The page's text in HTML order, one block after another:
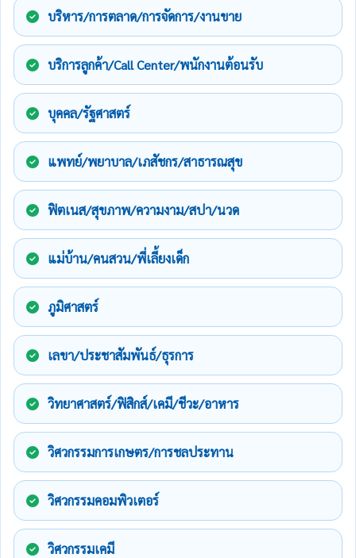
บริหาร/การตลาด/การจัดการ/งานขาย
บริการลูกค้า/Call Center/พนักงานต้อนรับ
บุคคล/รัฐศาสตร์
แพทย์/พยาบาล/เภสัชกร/สาธารณสุข
ฟิตเนส/สุขภาพ/ความงาม/สปา/นวด
แม่บ้าน/คนสวน/พี่เลี้ยงเด็ก
ภูมิศาสตร์
เลขา/ประชาสัมพันธ์/ธุรการ
วิทยาศาสตร์/ฟิสิกส์/เคมี/ชีวะ/อาหาร
วิศวกรรมการเกษตร/การชลประทาน
วิศวกรรมคอมพิวเตอร์
วิศวกรรมเคมี